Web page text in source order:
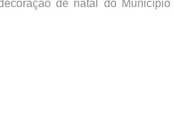
de natal do